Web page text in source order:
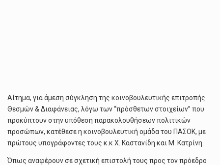
Αίτημα, για άμεση σύγκληση της κοινοβουλευτικής επιτροπής
Θεσμών & Διαφάνειας, λόγω των “πρόσθετων στοιχείων” που
προκύπτουν στην υπόθεση παρακολουθήσεων πολιτικών
προσώπων, κατέθεσε η κοινοβουλευτική ομάδα του ΠΑΣΟΚ, με
πρώτους υπογράφοντες τους κ.κ Χ. Καστανίδη και Μ. Κατρίνη.
Όπως αναφέρουν σε σχετική επιστολή τους προς τον πρόεδρο